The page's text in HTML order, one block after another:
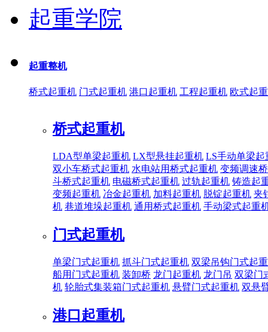
起重学院
起重整机
桥式起重机 门式起重机 港口起重机 工程起重机 欧式起
桥式起重机
LDA型单梁起重机 LX型悬挂起重机 LS手动单梁起
双小车桥式起重机 水电站用桥式起重机 变频调速
斗桥式起重机 电磁桥式起重机 过轨起重机 铸造起
变频起重机 冶金起重机 加料起重机 脱锭起重机 夹
机 巷道堆垛起重机 通用桥式起重机 手动梁式起重
门式起重机
单梁门式起重机 抓斗门式起重机 双梁吊钩门式起
船用门式起重机 装卸桥 龙门起重机 龙门吊 双梁门
机 轮胎式集装箱门式起重机 悬臂门式起重机 双悬
港口起重机